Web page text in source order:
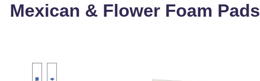
Mexican & Flower Foam Pads